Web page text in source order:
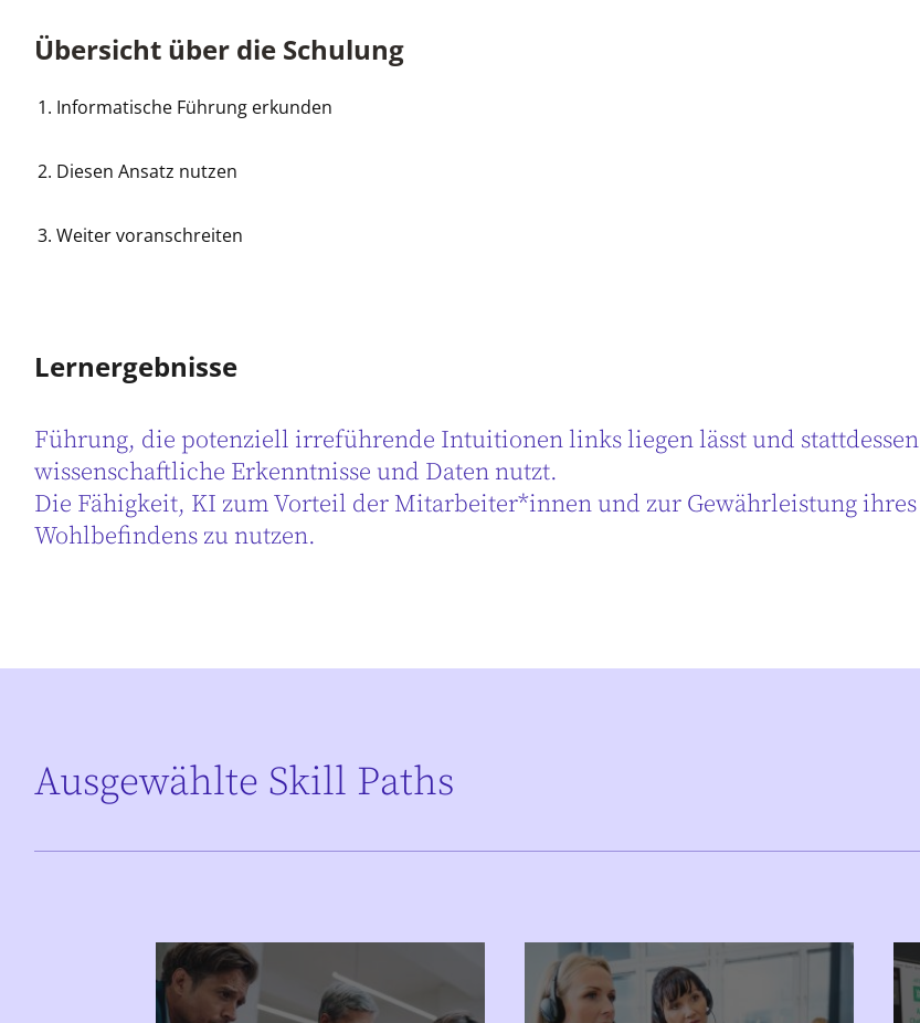
Übersicht über die Schulung
Informatische Führung erkunden
Diesen Ansatz nutzen
Weiter voranschreiten
Lernergebnisse
Führung, die potenziell irreführende Intuitionen links liegen lässt und stattdessen
wissenschaftliche Erkenntnisse und Daten nutzt.
Die Fähigkeit, KI zum Vorteil der Mitarbeiter*innen und zur Gewährleistung ihres
Wohlbefindens zu nutzen.
Ausgewählte Skill Paths